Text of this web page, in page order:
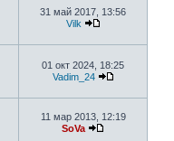
31 май 2017, 13:56
Vilk
01 окт 2024, 18:25
Vadim_24
11 мар 2013, 12:19
SoVa